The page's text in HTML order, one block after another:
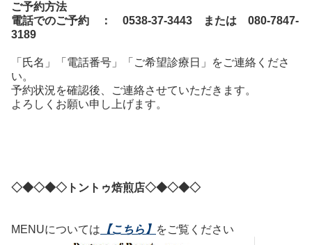
ご予約方法
電話でのご予約 ： 0538-37-3443 または 080-7847-
3189
「氏名」「電話番号」「ご希望診療日」をご連絡くださ
い。
予約状況を確認後、ご連絡させていただきます。
よろしくお願い申し上げます。
◇◆◇◆◇トントゥ焙煎店◇◆◇◆◇
MENUについては 【こちら】 をご覧ください